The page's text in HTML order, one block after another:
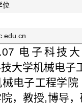
位
电子科技
大学机械电
电子工程学
，教授,博导